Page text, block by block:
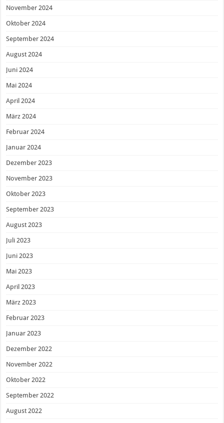
November 2024
Oktober 2024
September 2024
August 2024
Juni 2024
Mai 2024
April 2024
März 2024
Februar 2024
Januar 2024
Dezember 2023
November 2023
Oktober 2023
September 2023
August 2023
Juli 2023
Juni 2023
Mai 2023
April 2023
März 2023
Februar 2023
Januar 2023
Dezember 2022
November 2022
Oktober 2022
September 2022
August 2022